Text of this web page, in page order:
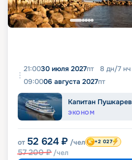
21:0030 июля 2027пт 8 дн/7 нч
09:0006 августа 2027пт
Капитан Пушкарев
ЭКОНОМ
от 52 624 ₽ /чел
57 200₽ /чел
+2 027